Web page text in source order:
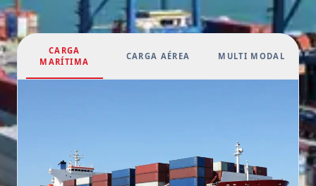
CARGA
MARÍTIMA
CARGA AÉREA MULTI MODAL